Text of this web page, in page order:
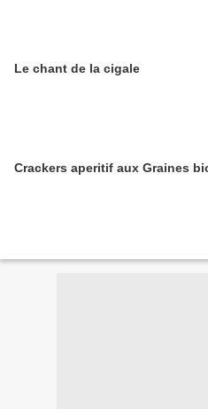
Le chant de la cigale
Crackers aperitif aux Graines